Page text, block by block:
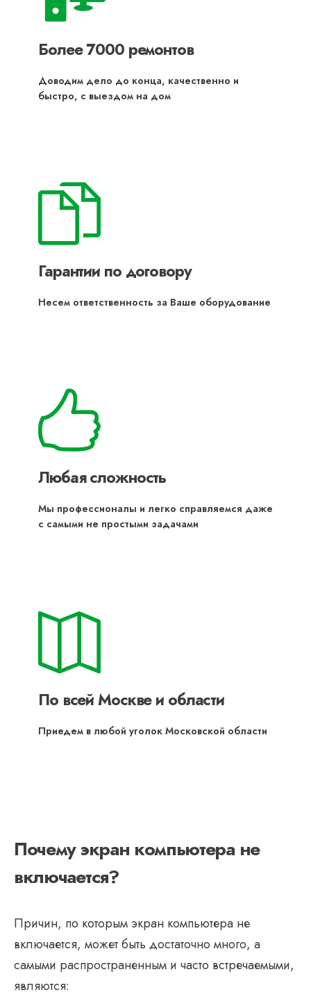
Более 7000 ремонтов
Доводим дело до конца, качественно и
быстро, с выездом на дом
Гарантии по договору
Несем ответственность за Ваше оборудование
Любая сложность
Мы профессионалы и легко справляемся даже
с самыми не простыми задачами
По всей Москве и области
Приедем в любой уголок Московской области
Почему экран компьютера не
включается?
Причин, по которым экран компьютера не
включается, может быть достаточно много, а
самыми распространенным и часто встречаемыми,
являются: